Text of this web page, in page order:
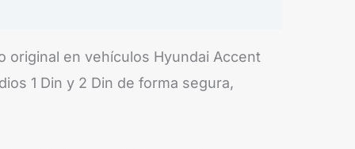
original en vehículos Hyundai Accent
1 Din y 2 Din de forma segura,